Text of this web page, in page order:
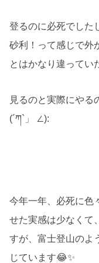
登るのに必死でした
砂利！って感じで外
とはかなり違ってい
見るのと実際にやる
(´ཀ`」 ∠):
今年一年、必死に色
せた実感は少なくて
すが、富士登山のよ
じています😂✨